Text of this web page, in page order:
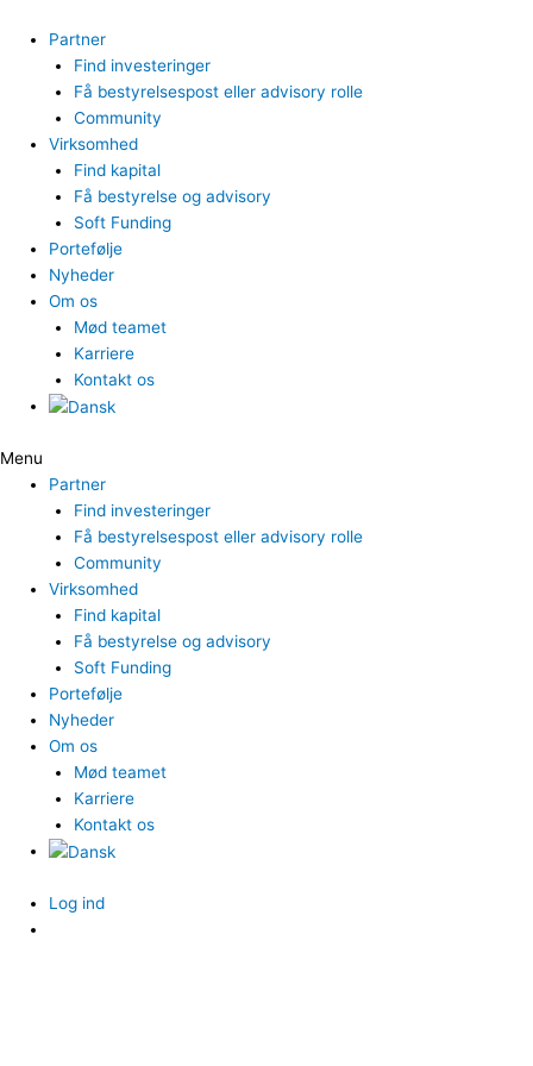
indholdet
Partner
Find investeringer
Få bestyrelsespost eller advisory rolle
Community
Virksomhed
Find kapital
Få bestyrelse og advisory
Soft Funding
Portefølje
Nyheder
Om os
Mød teamet
Karriere
Kontakt os
Menu
Partner
Find investeringer
Få bestyrelsespost eller advisory rolle
Community
Virksomhed
Find kapital
Få bestyrelse og advisory
Soft Funding
Portefølje
Nyheder
Om os
Mød teamet
Karriere
Kontakt os
Log ind